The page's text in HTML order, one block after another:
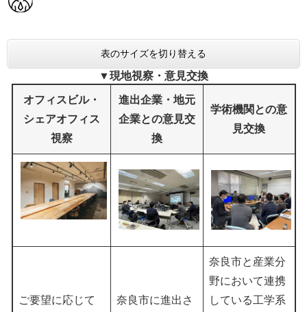
表のサイズを切り替える
▼現地視察・意見交換
オフィスビル・
シェアオフィス
視察
進出企業・地元
企業との意見交
換
学術機関との意
見交換
ご要望に応じて
奈良市に進出さ
奈良市と産業分
野において連携
している工学系